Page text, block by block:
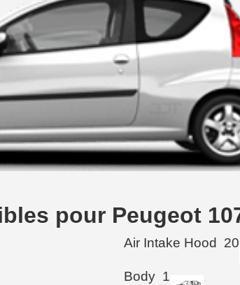
pour Peugeot
Air Intake Hood 20
Body 1